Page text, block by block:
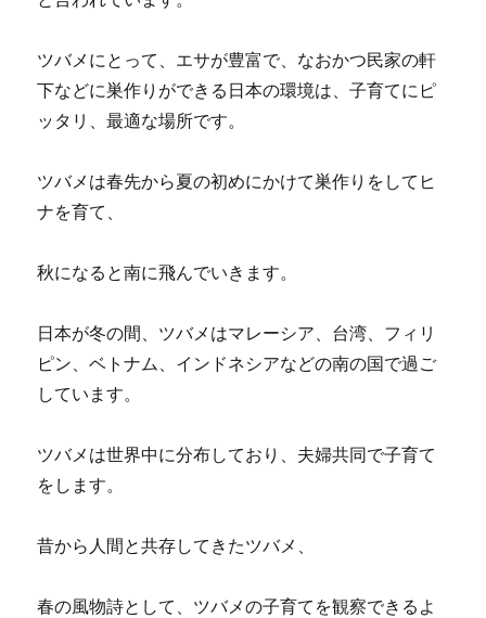
ツバメにとって、エサが豊富で、なおかつ民家の軒
下などに巣作りができる日本の環境は、子育てにピ
ッタリ、最適な場所です。
ツバメは春先から夏の初めにかけて巣作りをしてヒ
ナを育て、
秋になると南に飛んでいきます。
日本が冬の間、ツバメはマレーシア、台湾、フィリ
ピン、ベトナム、インドネシアなどの南の国で過ご
しています。
ツバメは世界中に分布しており、夫婦共同で子育て
をします。
昔から人間と共存してきたツバメ、
春の風物詩として、ツバメの子育てを観察できるよ